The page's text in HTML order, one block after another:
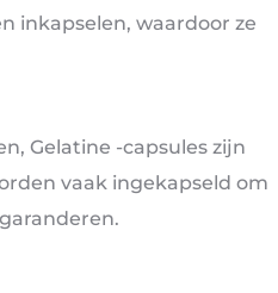
inkapselen, waardoor ze
Gelatine -capsules zijn
vaak ingekapseld om